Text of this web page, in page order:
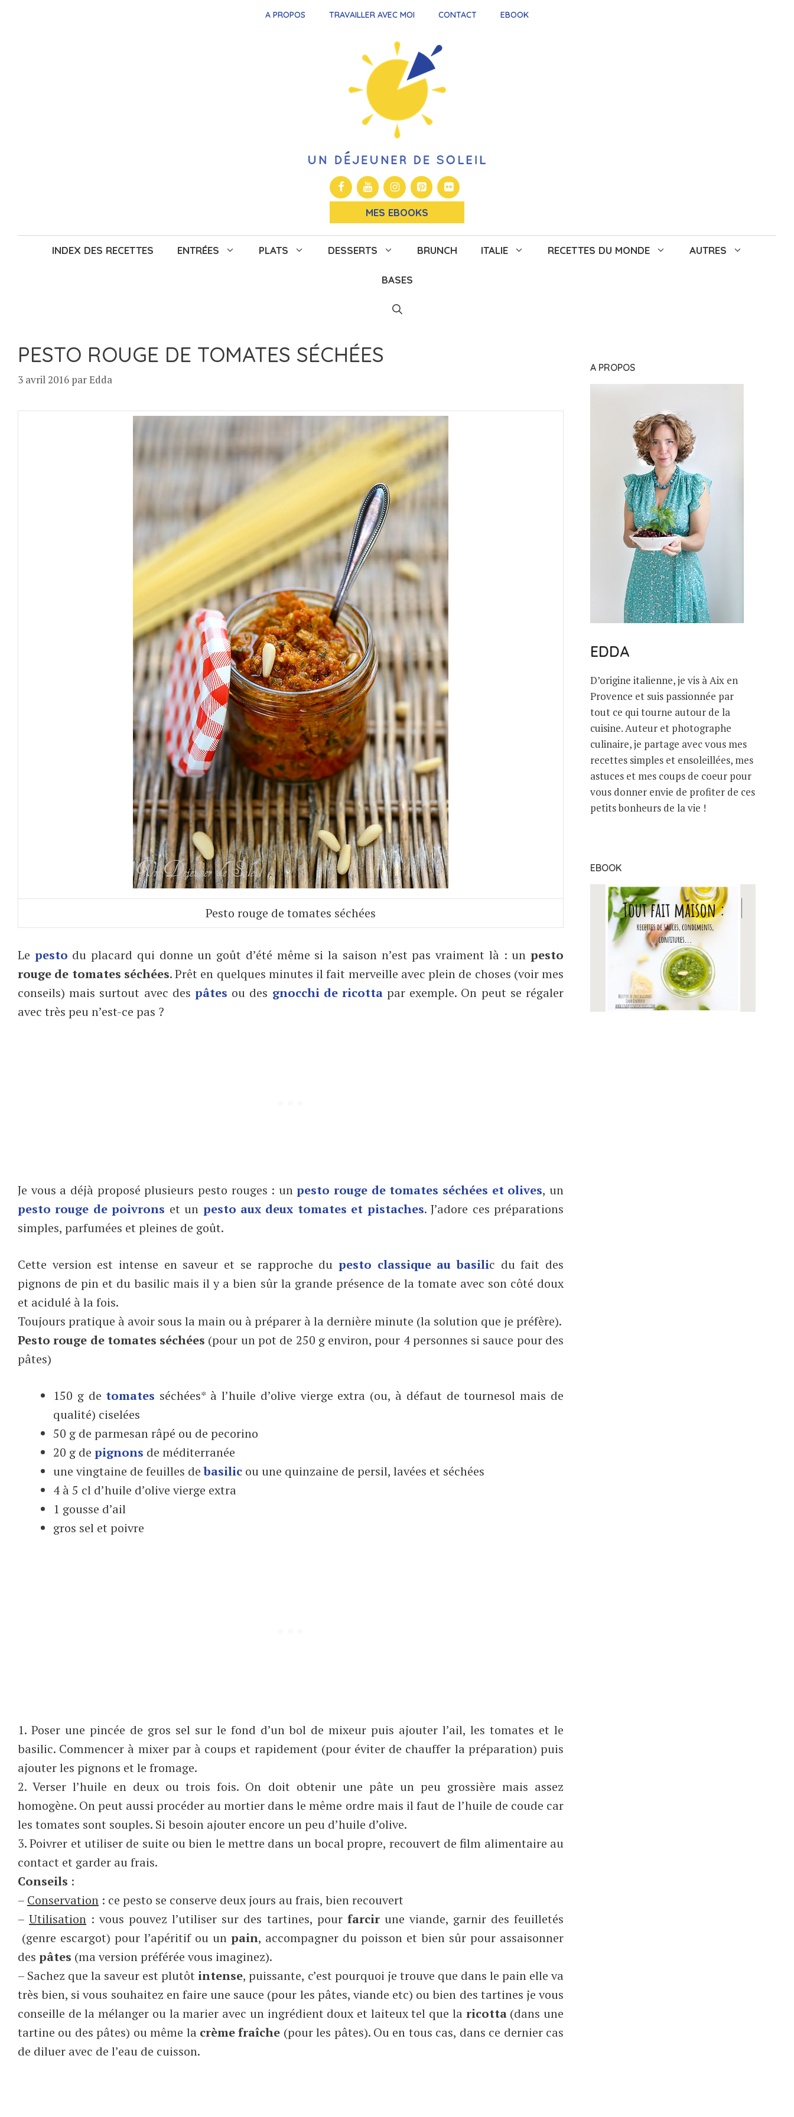
A PROPOS TRAVAILLER AVEC MOI CONTACT EBOOK
MES EBOOKS
INDEX DES RECETTES ENTRÉES PLATS DESSERTS BRUNCH ITALIE RECETTES DU MONDE AUTRES
BASES
PESTO ROUGE DE TOMATES SÉCHÉES
3 avril 2016 parEdda
Pesto rouge de tomates séchées
Le pesto du placard qui donne un goût d’été même si la saison n’est pas vraiment là : unpesto
rouge de tomates séchées. Prêt en quelques minutes il fait merveille avec plein de choses (voir mes
conseils) mais surtout avec des pâtes ou des gnocchi de ricottapar exemple. On peut se régaler
avec très peu n’est-ce pas ?
Je vous a déjà proposé plusieurs pesto rouges : unpesto rouge de tomates séchées et olives, un
pesto rouge de poivrons et un pesto aux deux tomates et pistaches. J’adore ces préparations
simples, parfumées et pleines de goût.
Cette version est intense en saveur et se rapproche du pesto classique au basilic du fait des
pignons de pin et du basilic mais il y a bien sûr la grande présence de la tomate avec son côté doux
et acidulé à la fois.
Toujours pratique à avoir sous la main ou à préparer à la dernière minute (la solution que je préfère).
Pesto rouge de tomates séchées (pour un pot de 250 g environ, pour 4 personnes si sauce pour des
pâtes)
150 g de tomates séchées* à l’huile d’olive vierge extra (ou, à défaut de tournesol mais de
qualité) ciselées
50 g de parmesan râpé ou de pecorino
20 g de pignons de méditerranée
une vingtaine de feuilles debasilic ou une quinzaine de persil, lavées et séchées
4 à 5 cl d’huile d’olive vierge extra
1 gousse d’ail
gros sel et poivre
1. Poser une pincée de gros sel sur le fond d’un bol de mixeur puis ajouter l’ail, les tomates et le
basilic. Commencer à mixer par à coups et rapidement (pour éviter de chauffer la préparation) puis
ajouter les pignons et le fromage.
2. Verser l’huile en deux ou trois fois. On doit obtenir une pâte un peu grossière mais assez
homogène. On peut aussi procéder au mortier dans le même ordre mais il faut de l’huile de coude car
les tomates sont souples. Si besoin ajouter encore un peu d’huile d’olive.
3. Poivrer et utiliser de suite ou bien le mettre dans un bocal propre, recouvert de film alimentaire au
contact et garder au frais.
Conseils :
– Conservation : ce pesto se conserve deux jours au frais, bien recouvert
–Utilisation : vous pouvez l’utiliser sur des tartines, pour farcirune viande, garnir des feuilletés
(genre escargot) pour l’apéritif ou un pain, accompagner du poisson et bien sûr pour assaisonner
des pâtes (ma version préférée vous imaginez).
– Sachez que la saveur est plutôt intense, puissante, c’est pourquoi je trouve que dans le pain elle va
très bien, si vous souhaitez en faire une sauce (pour les pâtes, viande etc) ou bien des tartines je vous
conseille de la mélanger ou la marier avec un ingrédient doux et laiteux tel que la ricotta(dans une
tartine ou des pâtes) ou même la crème fraîche (pour les pâtes). Ou en tous cas, dans ce dernier cas
de diluer avec de l’eau de cuisson.
A PROPOS
EDDA
D’origine italienne, je vis à Aix en
Provence et suis passionnée par
tout ce qui tourne autour de la
cuisine. Auteur et photographe
culinaire, je partage avec vous mes
recettes simples et ensoleillées, mes
astuces et mes coups de coeur pour
vous donner envie de profiter de ces
petits bonheurs de la vie !
EBOOK